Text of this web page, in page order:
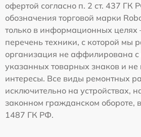
офертой согласно п. 2 ст. 437 ГК
обозначения торговой марки
только в информационных целях
перечень техники, с которой мы
организация не аффилирована
указанных товарных знаков и не
интересы. Все виды ремонтных
исключительно на устройствах,
законном гражданском обороте, в
1487 ГК РФ.